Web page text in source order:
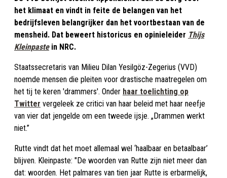
het klimaat en vindt in feite de belangen van het
bedrijfsleven belangrijker dan het voortbestaan van de
mensheid. Dat beweert historicus en opinieleider Thijs
Kleinpastein NRC.
Staatssecretaris van Milieu Dilan Yesilgöz-Zegerius (VVD)
noemde mensen die pleiten voor drastische maatregelen om
het tij te keren 'drammers'. Onder haar toelichting op
Twitter vergeleek ze critici van haar beleid met haar neefje
van vier dat jengelde om een tweede ijsje. „Drammen werkt
niet.”
Rutte vindt dat het moet allemaal wel ‘haalbaar en betaalbaar’
blijven. Kleinpaste: "De woorden van Rutte zijn niet meer dan
dat: woorden. Het palmares van tien jaar Rutte is erbarmelijk,